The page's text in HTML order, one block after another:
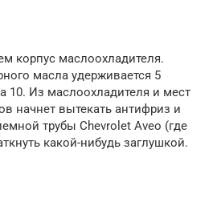
корпус маслоохладителя.
масла удерживается 5
10. Из маслоохладителя и мест
начнет вытекать антифриз и
трубы Chevrolet Aveo (где
какой-нибудь заглушкой.